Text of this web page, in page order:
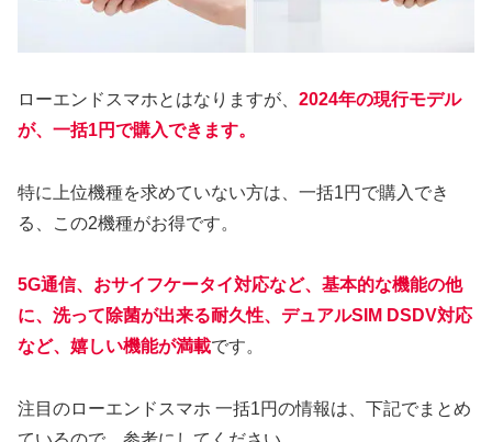
ローエンドスマホとはなりますが、 2024年の現行モデル
が、一括1円で購入できます。
特に上位機種を求めていない方は、一括1円で購入でき
る、この2機種がお得です。
5G通信、おサイフケータイ対応など、基本的な機能の他
に、洗って除菌が出来る耐久性、デュアルSIM DSDV対応
など、嬉しい機能が満載です。
注目のローエンドスマホ 一括1円の情報は、下記でまとめ